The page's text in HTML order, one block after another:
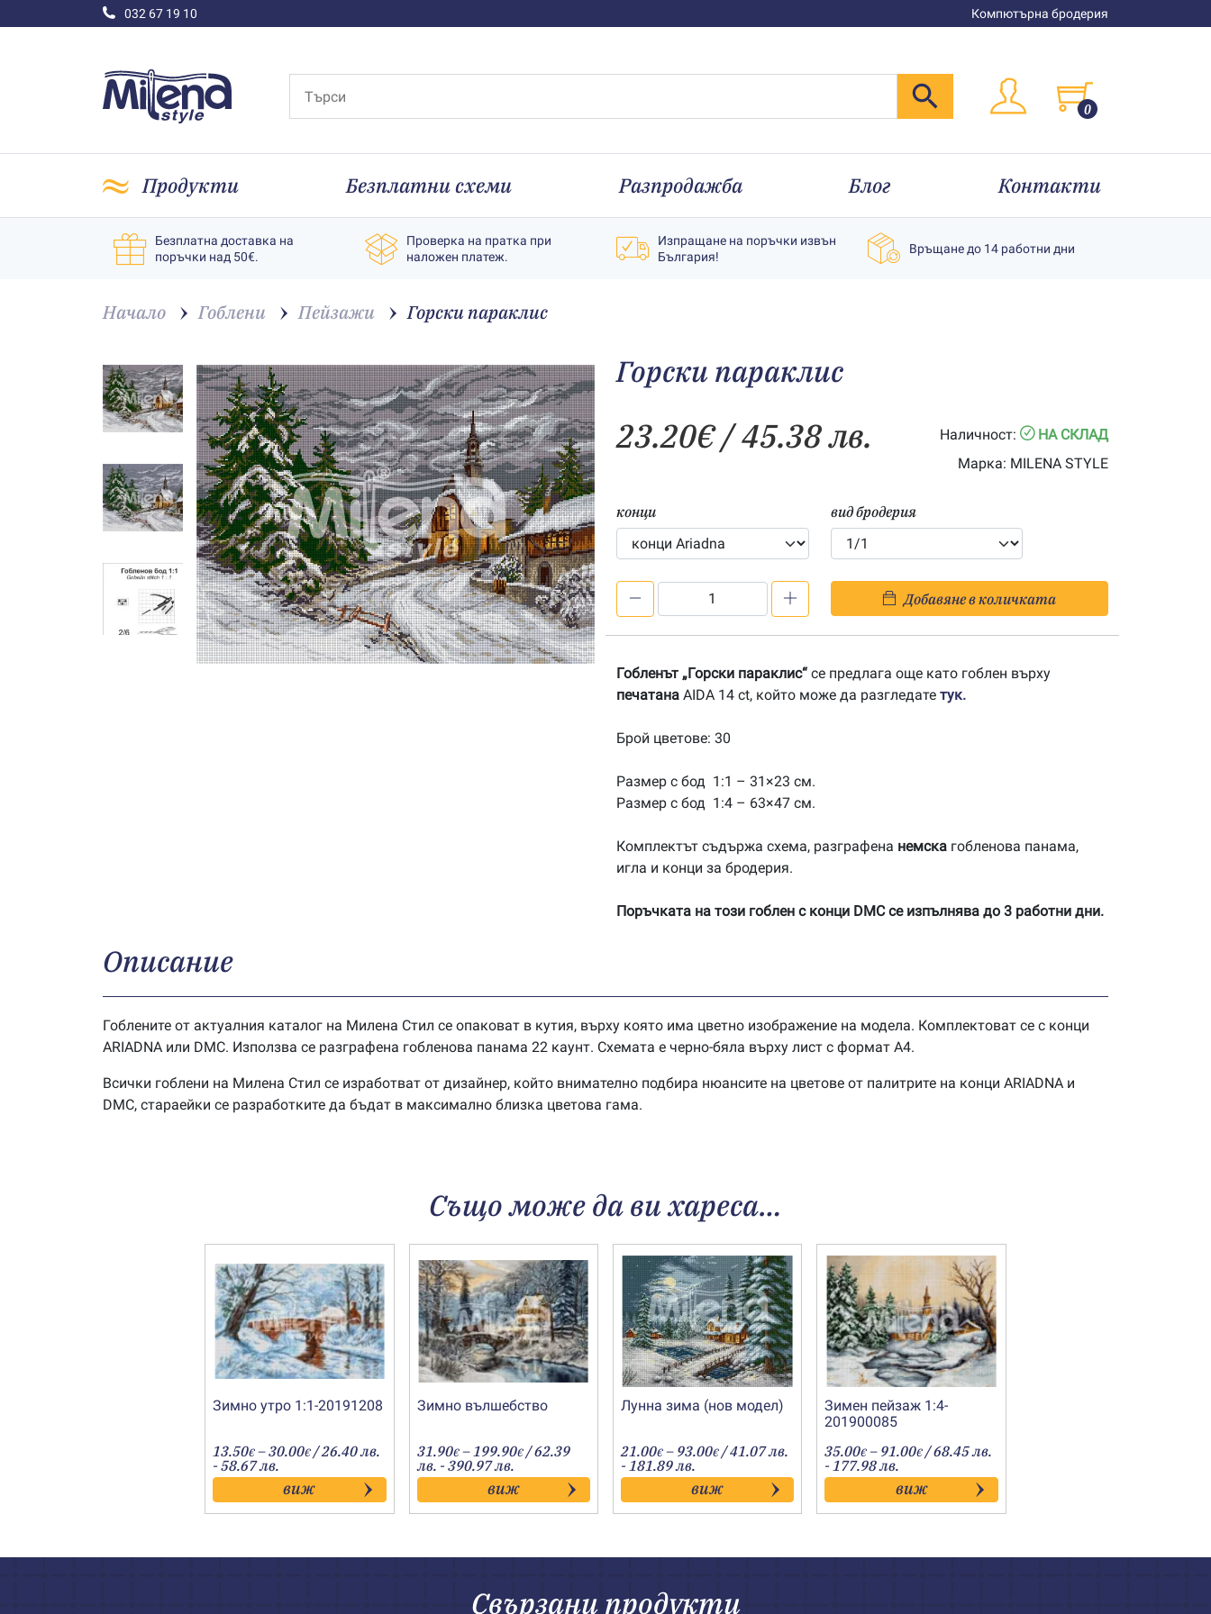
032 67 19 10 Компютърна бродерия
0
Продукти Безплатни схеми Разпродажба Блог Контакти
Безплатна доставка на
поръчки над 50€.
Проверка на пратка при
наложен платеж.
Изпращане на поръчки извън
България!
Връщане до 14 работни дни
Начало Гоблени Пейзажи Горски параклис
Горски параклис
23.20€/ 45.38 лв. Наличност:
НА СКЛАД
Марка: MILENA STYLE
конци вид бродерия
параклис
Добавяне в количката
Гобленът „Горски параклис“ се предлага още като гоблен върху
печатана AIDA 14 ct, който може да разгледате тук.
Брой цветове: 30
Размер с бод 1:1 – 31×23 см.
Размер с бод 1:4 – 63×47 см.
Комплектът съдържа схема, разграфена немска гобленова панама,
игла и конци за бродерия.
Поръчката на този гоблен с конци DMC се изпълнява до 3 работни дни.
Описание
Гоблените от актуалния каталог на Милена Стил се опаковат в кутия, върху която има цветно изображение на модела. Комплектоват се с конци
ARIADNA или DMC. Използва се разграфена гобленова панама 22 каунт. Схемата е черно-бяла върху лист с формат А4.
Всички гоблени на Милена Стил се изработват от дизайнер, който внимателно подбира нюансите на цветове от палитрите на конци ARIADNA и
DMC, стараейки се разработките да бъдат в максимално близка цветова гама.
Също може да ви хареса…
Зимно утро 1:1-20191208
13.50€ –30.00€Price
range:
13.50€
through
30.00€
/ 26.40 лв.
- 58.67 лв.
виж
Зимно вълшебство
31.90€ –199.90€Price
range:
31.90€
through
199.90€
/ 62.39
лв. - 390.97 лв.
виж
Лунна зима (нов модел)
21.00€ – 93.00€Price
range:
21.00€
through
93.00€
/ 41.07 лв.
- 181.89 лв.
виж
Зимен пейзаж 1:4-
201900085
35.00€ – 91.00€Price
range:
35.00€
through
91.00€
/ 68.45 лв.
- 177.98 лв.
виж
Свързани продукти